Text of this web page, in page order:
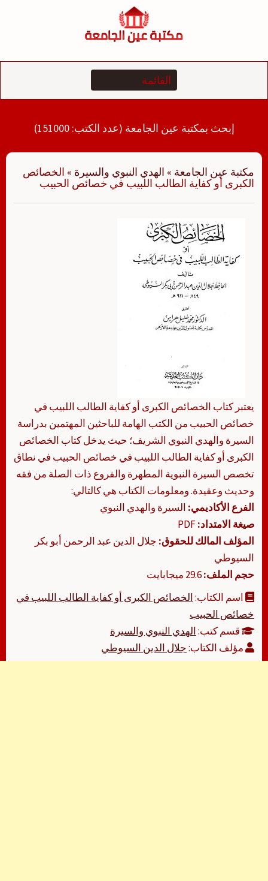
إبحث بمكتبة عين الجامعة (عدد الكتب: 151000)
مكتبة عين الجامعة » الهدي النبوي والسيرة » الخصائص
الكبرى أو كفاية الطالب اللبيب في خصائص الحبيب
يعتبر كتاب الخصائص الكبرى أو كفاية الطالب اللبيب في
خصائص الحبيب من الكتب الهامة للباحثين المهتمين بدراسة
السيرة والهدي النبوي الشريف؛ حيث يدخل كتاب الخصائص
الكبرى أو كفاية الطالب اللبيب في خصائص الحبيب في نطاق
تخصص السيرة النبوية المطهرة والفروع ذات الصلة من فقه
وحديث وعقيدة. ومعلومات الكتاب هي كالتالي:
الفرع الأكاديمي: السيرة والهدي النبوي
صيغة الامتداد:
المؤلف المالك للحقوق: جلال الدين عبد الرحمن أبو بكر
السيوطي
حجم الملف:
اسم الكتاب:الخصائص الكبرى أو كفاية الطالب اللبيب في
خصائص الحبيب
قسم كتب:الهدي النبوي والسيرة
مؤلف الكتاب:جلال الدين السيوطي